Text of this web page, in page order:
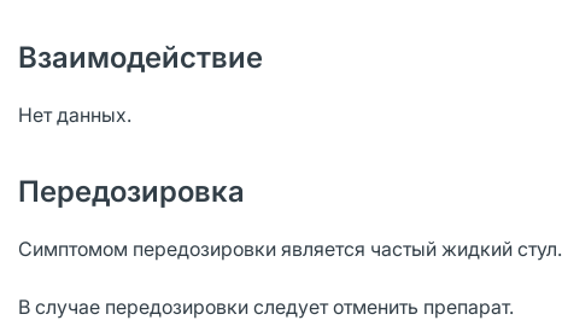
Взаимодействие
Нет данных.
Передозировка
Симптомом передозировки является частый жидкий стул.
В случае передозировки следует отменить препарат.